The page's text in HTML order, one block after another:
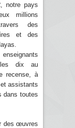
notre pays
millions
des
et des
wilayas.
les dix au
recense, à
assistants
dans toutes
des œuvres